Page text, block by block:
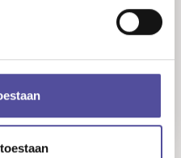
van De Laen
tijdens een